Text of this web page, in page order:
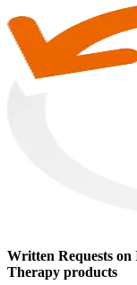
Written Requests
Therapy products